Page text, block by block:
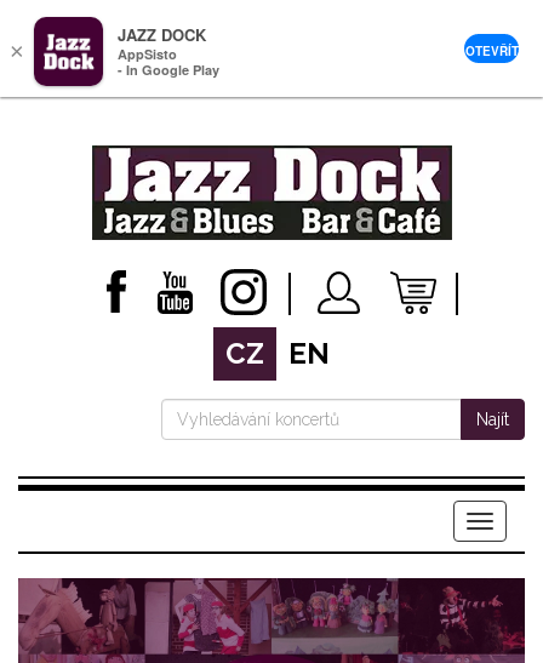
CZ EN
Najít
Menu
×
JAZZ DOCK
AppSisto
- In Google Play
OTEVŘÍT